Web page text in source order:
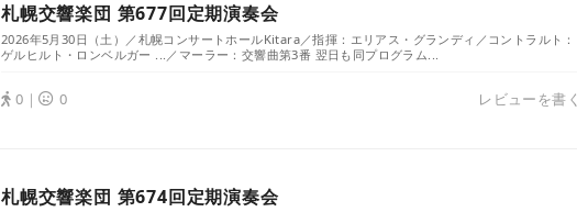
札幌交響楽団 第677回定期演奏会
2026年5月30日（土）／札幌コンサートホールKitara／指揮：エリアス・グランディ／コントラルト：
ゲルヒルト・ロンベルガー ...／マーラー：交響曲第3番 翌日も同プログラム...
0｜ 0 レビューを書く
札幌交響楽団 第674回定期演奏会